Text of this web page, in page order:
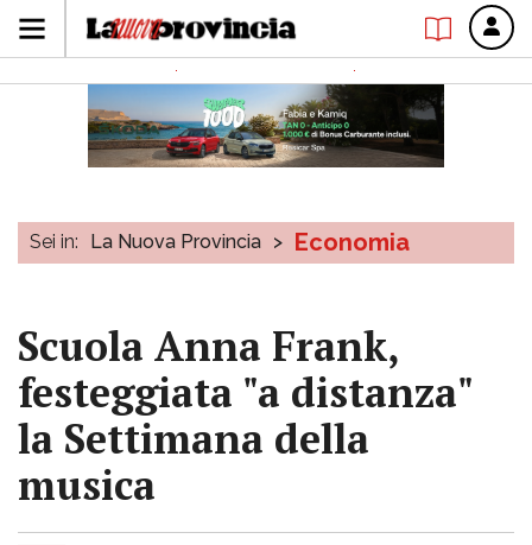
Sei in: La Nuova Provincia > Economia
Scuola Anna Frank,
festeggiata "a distanza"
la Settimana della
musica